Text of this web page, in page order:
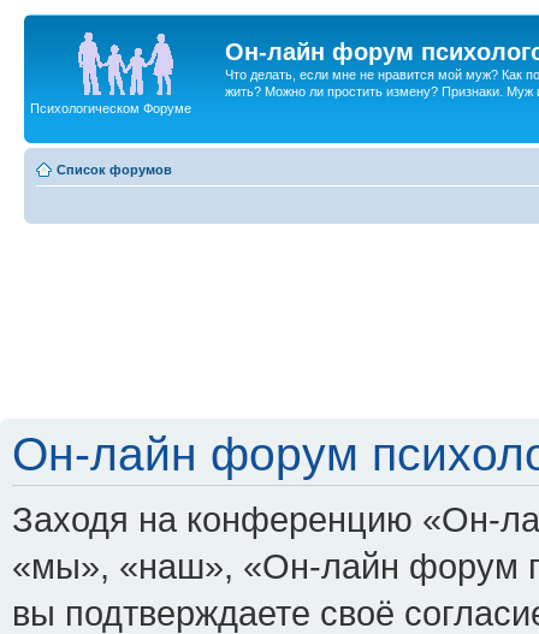
Он-лайн форум
Что делать, если мне не нравится мой муж? Как
жить? Можно ли простить измену? Признаки. Муж
Психологическом Форуме
Список форумов
Он-лайн форум
Заходя на конференцию «Он-
«мы», «наш», «Он-лайн форум
вы подтверждаете своё